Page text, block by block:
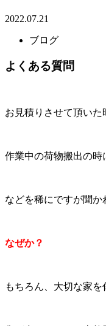
2022.07.21
ブログ
よくある質問
お見積りさせて頂い
作業中の荷物搬出の時
などを稀にですが聞か
なぜか？
もちろん、大切な家